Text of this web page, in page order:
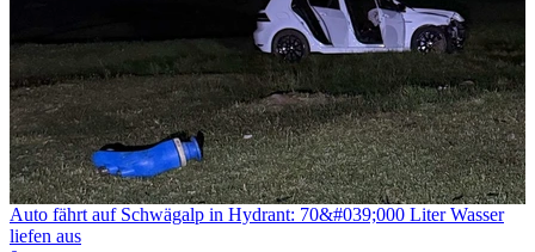
Auto fährt auf Schwägalp in Hydrant: 70&#039;000 Liter Wasser
liefen aus